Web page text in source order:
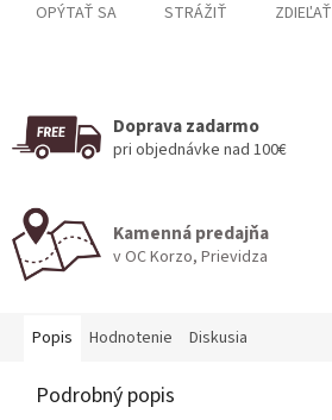
OPÝTAŤ SA STRÁŽIŤ ZDIEĽAŤ
Doprava zadarmo
pri objednávke nad 100€
Kamenná predajňa
v OC Korzo, Prievidza
Popis Hodnotenie Diskusia
Podrobný popis